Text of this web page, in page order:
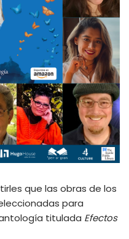
que las obras de los
para
titulada Efectos